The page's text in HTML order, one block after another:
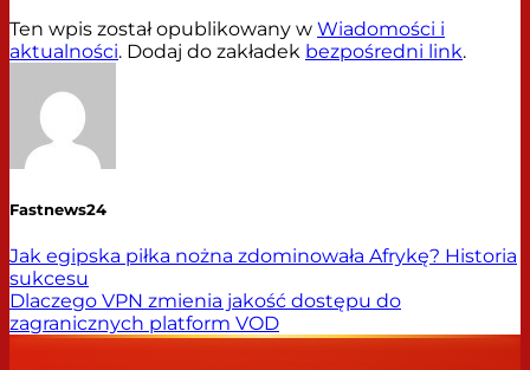
Ten wpis został opublikowany w Wiadomości i
aktualności. Dodaj do zakładek bezpośredni link.
Fastnews24
Jak egipska piłka nożna zdominowała Afrykę? Historia
sukcesu
Dlaczego VPN zmienia jakość dostępu do
zagranicznych platform VOD